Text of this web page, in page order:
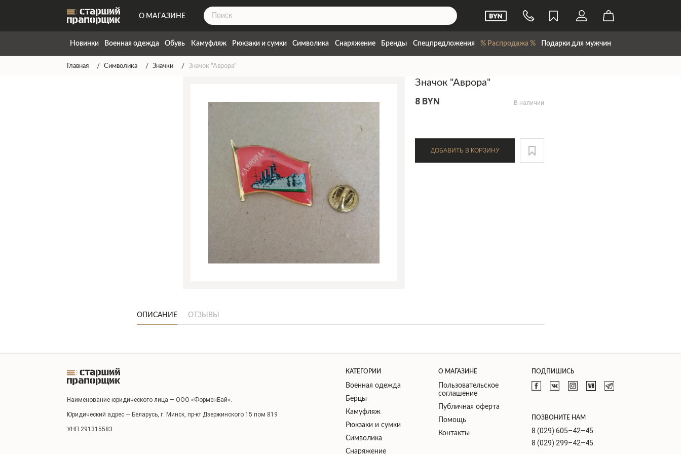
О МАГАЗИНЕ
ДОСТАВКА
КОНТАКТЫ
Новинки Военная одежда Обувь Камуфляж Рюкзаки и сумки Символика Снаряжение Бренды Спецпредложения % Распродажа % Подарки для мужчин
Главная Символика Значки Значок "Аврора"
Значок "Аврора"
8 BYN В наличии
ДОБАВИТЬ В КОРЗИНУ
ОПИСАНИЕ ОТЗЫВЫ
Наименование юридического лица — ООО «ФорменБай».
Юридический адрес — Беларусь, г. Минск, пр-кт Дзержинского 15 пом 819
УНП 291315583
КАТЕГОРИИ
Военная одежда
Берцы
Камуфляж
Рюкзаки и сумки
Символика
Снаряжение
О МАГАЗИНЕ
Пользовательское
соглашение
Публичная оферта
Помощь
Контакты
ПОДПИШИСЬ
ПОЗВОНИТЕ НАМ
8 (029) 605–42–45
8 (029) 299–42–45